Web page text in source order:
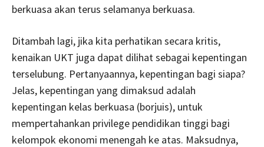
berkuasa akan terus selamanya berkuasa.
Ditambah lagi, jika kita perhatikan secara kritis,
kenaikan UKT juga dapat dilihat sebagai kepentingan
terselubung. Pertanyaannya, kepentingan bagi siapa?
Jelas, kepentingan yang dimaksud adalah
kepentingan kelas berkuasa (borjuis), untuk
mempertahankan privilege pendidikan tinggi bagi
kelompok ekonomi menengah ke atas. Maksudnya,